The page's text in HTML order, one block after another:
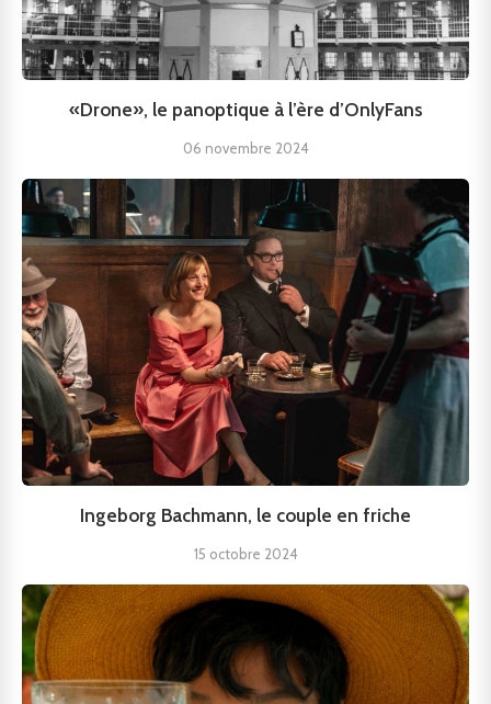
«Drone», le panoptique à l’ère d’OnlyFans
06 novembre 2024
Ingeborg Bachmann, le couple en friche
15 octobre 2024